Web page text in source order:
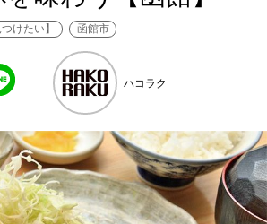
けたい】 函館市
ハコラク